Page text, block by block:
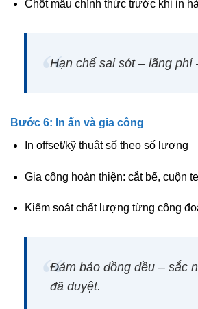
Chốt mẫu chính thức trước khi in
Hạn chế sai sót – lãng phí
Bước 6: In ấn và gia công
In offset/kỹ thuật số theo số lượng
Gia công hoàn thiện: cắt bế, cuộn
Kiểm soát chất lượng từng công
Đảm bảo đồng đều – sắc
đã duyệt.